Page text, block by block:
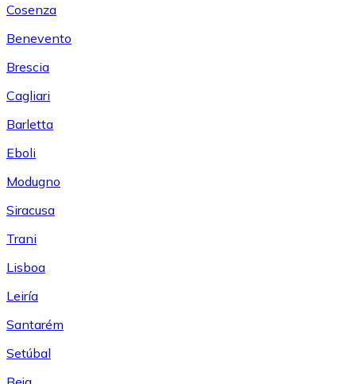
Cosenza
Benevento
Brescia
Cagliari
Barletta
Eboli
Modugno
Siracusa
Trani
Lisboa
Leiría
Santarém
Setúbal